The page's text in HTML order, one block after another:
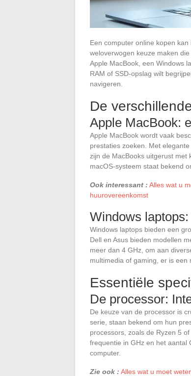
Een computer online kopen
weloverwogen keuze maken
Apple MacBook, een Windows
RAM of SSD-opslag wilt
navigeren.
De
Apple MacBook:
Apple MacBook wordt vaak
prestaties zoeken. Met
zijn de MacBooks uitgerust met
macOS-systeem staat bekend
Ook interessant : Alles wat u
huurovereenkomst
Windows
Windows laptops bieden een
Dell en Asus bieden modellen
meer dan 4 GHz, om aan
multimedia of gaming, er is een
Essentiële
De processor:
De keuze van de processor is
serie, staan bekend om hun
processors, zoals de Ryzen 5
frequentie in GHz en het aantal
computer.
Zie ook : Alles wat u moet